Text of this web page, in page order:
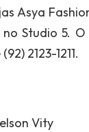
Asya
no Studio 5.
2123-1211.
Vity